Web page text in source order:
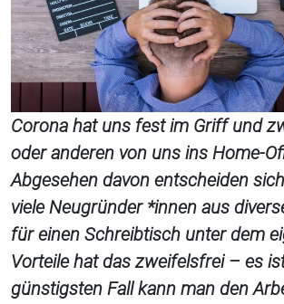
Corona hat uns fest im Griff und
oder anderen von uns ins Home-
Abgesehen davon entscheiden
viele Neugründer *innen aus
für einen Schreibtisch unter dem
Vorteile hat das zweifelsfrei – es
günstigsten Fall kann man den